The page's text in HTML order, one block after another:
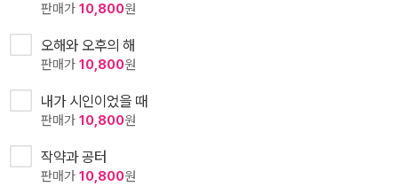
판매가 10,800원
오해와 오후의 해
판매가 10,800원
내가 시인이었을 때
판매가 10,800원
작약과 공터
판매가 10,800원